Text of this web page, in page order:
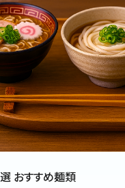
おすすめ麺類